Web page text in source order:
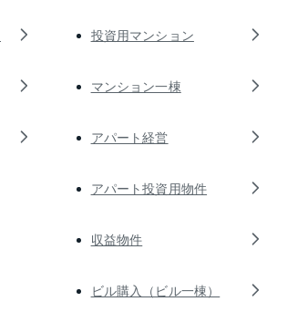
投資用マンション
マンション一棟
アパート経営
アパート投資用物件
収益物件
ビル購入（ビル一棟）